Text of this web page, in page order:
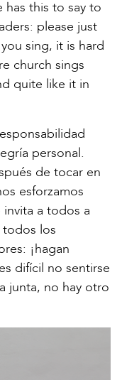
has this to say to
please just
sing, it is hard
church sings
quite like it in
personal.
de tocar en
esforzamos
a todos a
todos los
¡hagan
difícil no sentirse
junta, no hay otro